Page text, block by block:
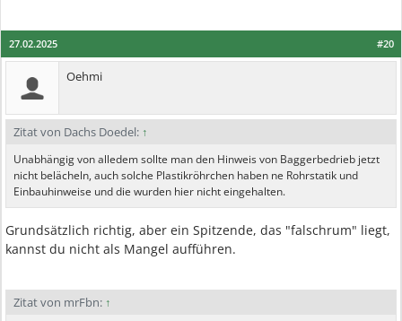
#20
27.02.2025
Oehmi
Zitat von Dachs Doedel: ↑
Unabhängig von alledem sollte man den Hinweis von Baggerbedrieb jetzt
nicht belächeln, auch solche Plastikröhrchen haben ne Rohrstatik und
Einbauhinweise und die wurden hier nicht eingehalten.
Grundsätzlich richtig, aber ein Spitzende, das "falschrum" liegt,
kannst du nicht als Mangel aufführen.
Zitat von mrFbn: ↑